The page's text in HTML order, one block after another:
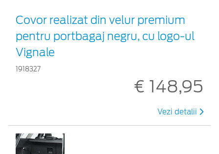
Covor realizat din velur premium
pentru portbagaj negru, cu logo-ul
Vignale
1918327
€ 148,95
Vezi detalii